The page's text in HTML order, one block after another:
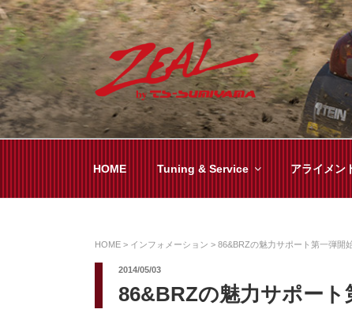
コ
ン
テ
ン
ツ
へ
ス
ZEAL BY TS-
オイル交換や車検といった日常メンテから
HOME Tuning & Service アライメン
HOME > インフォメーション > 86&BRZの魅力サポート第一弾開始
2014/05/03
86&BRZの魅力サポート